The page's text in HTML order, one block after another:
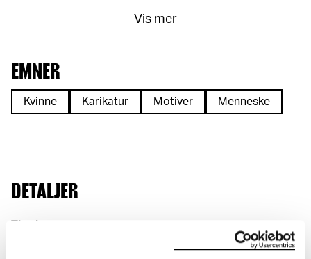
Vis mer
EMNER
Kvinne Karikatur Motiver Menneske
DETALJER
Den fri kjærlighets by: Dollarprinsessen med sangerens